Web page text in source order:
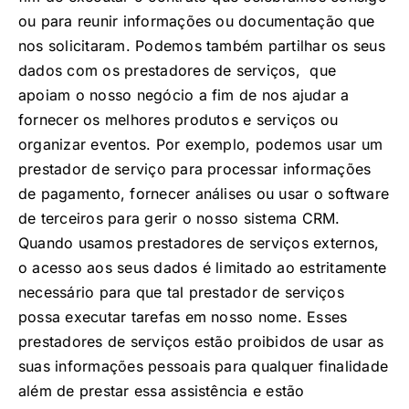
ou para reunir informações ou documentação que
nos solicitaram. Podemos também partilhar os seus
dados com os prestadores de serviços, que
apoiam o nosso negócio a fim de nos ajudar a
fornecer os melhores produtos e serviços ou
organizar eventos. Por exemplo, podemos usar um
prestador de serviço para processar informações
de pagamento, fornecer análises ou usar o software
de terceiros para gerir o nosso sistema CRM.
Quando usamos prestadores de serviços externos,
o acesso aos seus dados é limitado ao estritamente
necessário para que tal prestador de serviços
possa executar tarefas em nosso nome. Esses
prestadores de serviços estão proibidos de usar as
suas informações pessoais para qualquer finalidade
além de prestar essa assistência e estão